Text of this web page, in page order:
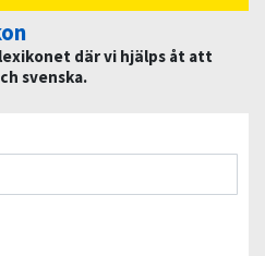
där vi hjälps åt att
svenska.